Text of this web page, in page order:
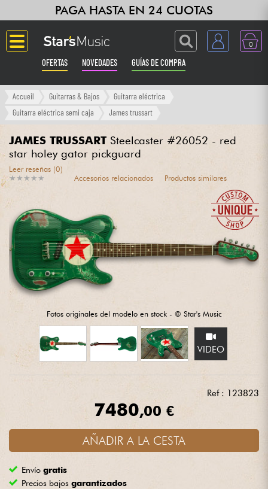
PAGA HASTA EN 24 CUOTAS
0
OFERTAS NOVEDADES GUÍAS DE COMPRA
Langue
Ampli & Efectos
Sintetizadores & samplers
Grabación
Auriculares
Micros
DJ
Sistemas de Sonido
Batería y percusión
Vientos
Accueil Guitarras & Bajos
Guitarra eléctrica
Guitarra eléctrica semi caja
James trussart
JAMES TRUSSART Steelcaster #26052 - red
star holey gator pickguard
★ ★ ★ ★ ★
★ ★ ★ ★ ★
Leer reseñas (0)
Accesorios relacionados
Productos similares
Fotos originales del modelo en stock - © Star's Music
VIDEO
Ref : 123823
7480,00 €
AÑADIR A LA CESTA
Envíogratis
Precios bajosgarantizados